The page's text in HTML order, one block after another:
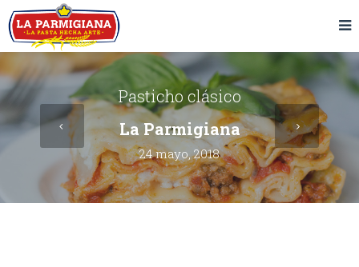
Pasticho clásico
La Parmigiana
24 mayo, 2018